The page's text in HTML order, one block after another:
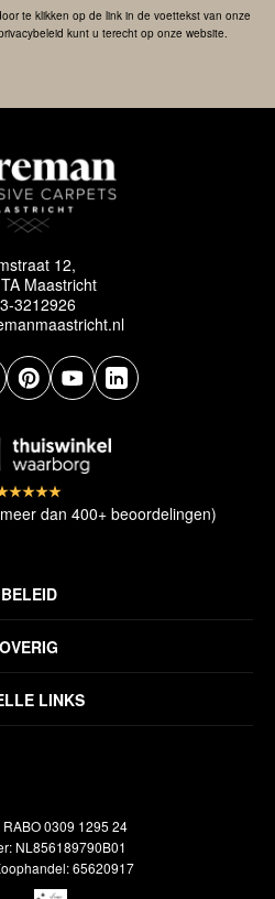
te klikken op de link in de voettekst van onze
kunt u terecht op onze website.
12,
Maastricht
3212926
LINKS
OVERIG
BELEID
dan 400+ beoordelingen)
RABO 0309 1295 24
NL856189790B01
65620917